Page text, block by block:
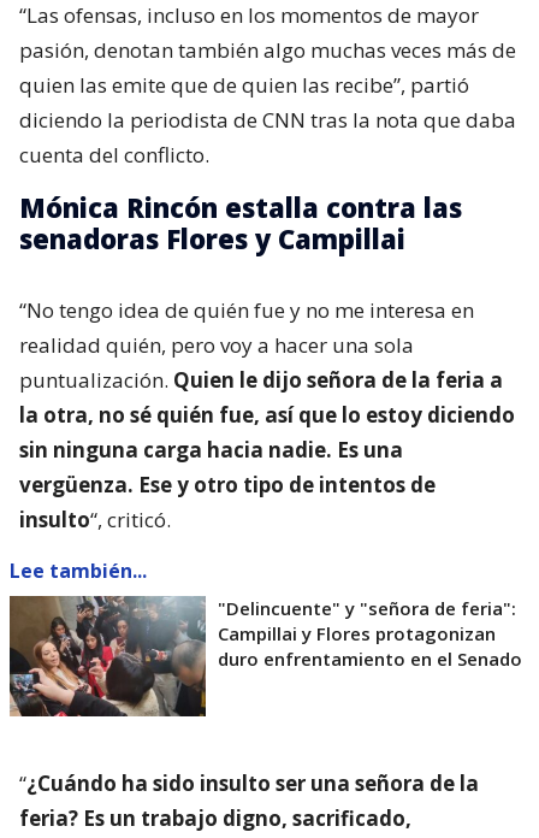
“Las ofensas, incluso en los momentos de mayor
pasión, denotan también algo muchas veces más de
quien las emite que de quien las recibe”, partió
diciendo la periodista de CNN tras la nota que daba
cuenta del conflicto.
Mónica Rincón estalla contra las
senadoras Flores y Campillai
“No tengo idea de quién fue y no me interesa en
realidad quién, pero voy a hacer una sola
puntualización. Quien le dijo señora de la feria a
la otra, no sé quién fue, así que lo estoy diciendo
sin ninguna carga hacia nadie. Es una
vergüenza. Ese y otro tipo de intentos de
insulto“, criticó.
Lee también...
"Delincuente" y "señora de feria":
Campillai y Flores protagonizan
duro enfrentamiento en el Senado
“¿Cuándo ha sido insulto ser una señora de la
feria? Es un trabajo digno, sacrificado,